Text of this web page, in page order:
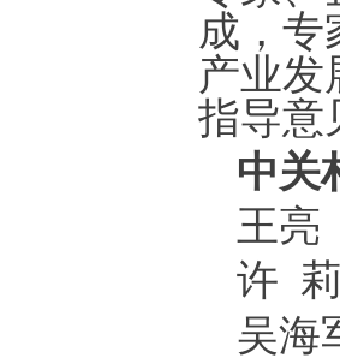
成，专
产业发
指导意
中关
王亮
许
吴海